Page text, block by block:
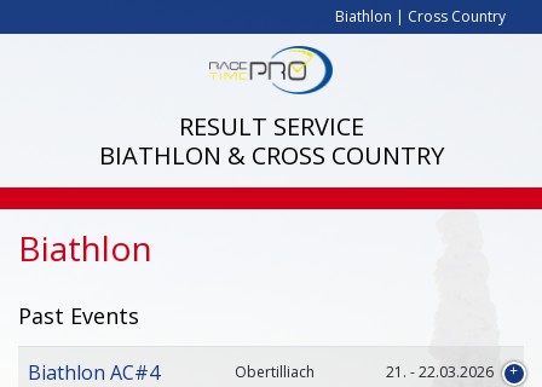
Biathlon | Cross Country
RESULT SERVICE
BIATHLON & CROSS COUNTRY
Biathlon
Past Events
Biathlon AC#4 Obertilliach 21. - 22.03.2026